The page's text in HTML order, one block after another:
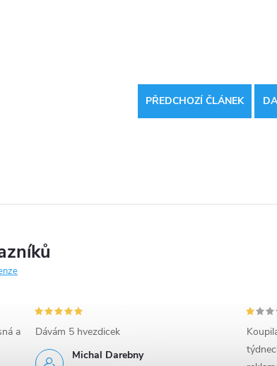
PŘEDCHOZÍ ČLÁNEK
a
Michal Darebny
Dávám 5 hvezdicek